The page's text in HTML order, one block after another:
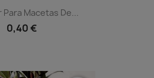
Macetas De...
0,40 €